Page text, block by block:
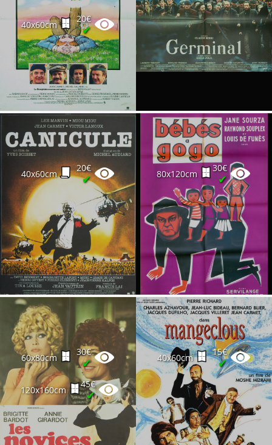
40x60cm
20€
✔
40x60cm
20€
✔ 80x120cm
30€
✔
60x80cm
30€
✔
120x160cm
45€
✔
40x60cm
15€
✔